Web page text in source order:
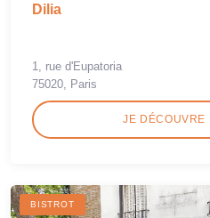
Dilia
1, rue d'Eupatoria
75020, Paris
JE DÉCOUVRE
BISTROT